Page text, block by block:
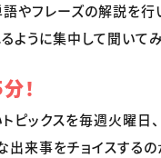
語やフレーズの解説を
ように集中して聞いてみ
！
ピックスを毎週火曜日
出来事をチョイスする